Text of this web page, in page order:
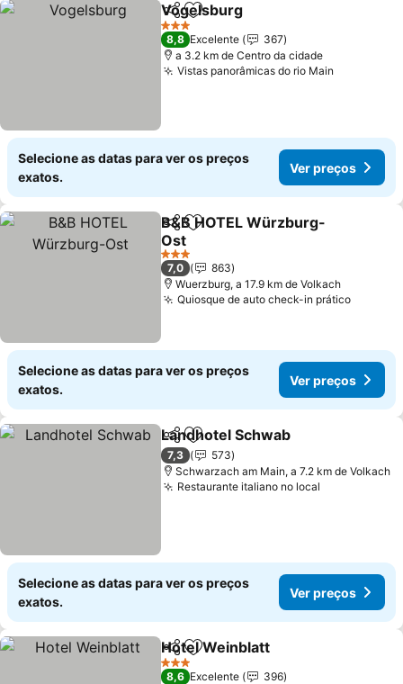
PartilharAdicionar aos favoritos
Vogelsburg
3 Estrelas
8,8 Excelente
367
a 3.2 km de Centro da cidade
Vistas panorâmicas do rio Main
Selecione as datas para ver os preços
exatos.
Ver preços
PartilharAdicionar aos favoritos
B&B HOTEL Würzburg-
Ost
Ver preços
3 Estrelas
7,0
863
Wuerzburg, a 17.9 km de Volkach
Quiosque de auto check-in práticoVer
Selecione as datas para ver os preços
exatos.
Ver preços
PartilharAdicionar aos favoritos
Landhotel Schwab
7,3
573
Schwarzach am Main, a 7.2 km de Volkach
Restaurante italiano no local
Selecione as datas para ver os preços
exatos.
Ver preços
PartilharAdicionar aos favoritos
Hotel Weinblatt
3 Estrelas
8,6 Excelente
396